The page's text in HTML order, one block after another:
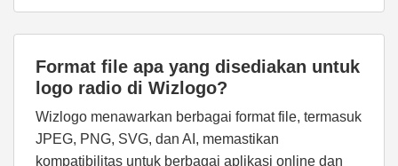
Format file apa yang disediakan untuk
logo radio di Wizlogo?
Wizlogo menawarkan berbagai format file, termasuk
JPEG, PNG, SVG, dan AI, memastikan
kompatibilitas untuk berbagai aplikasi online dan